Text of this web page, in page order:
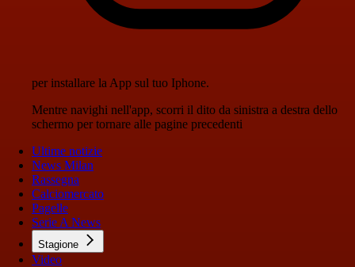
per installare la App sul tuo Iphone.
Mentre navighi nell'app, scorri il dito da sinistra a destra dello
schermo per tornare alle pagine precedenti
Ultime notizie
News Milan
Rassegna
Calciomercato
Pagelle
Serie A News
Stagione
Video